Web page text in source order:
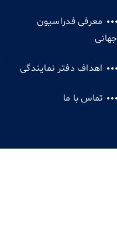
معرفی فدراسیون
جهانی
اهداف دفتر نمایندگی
تماس با ما